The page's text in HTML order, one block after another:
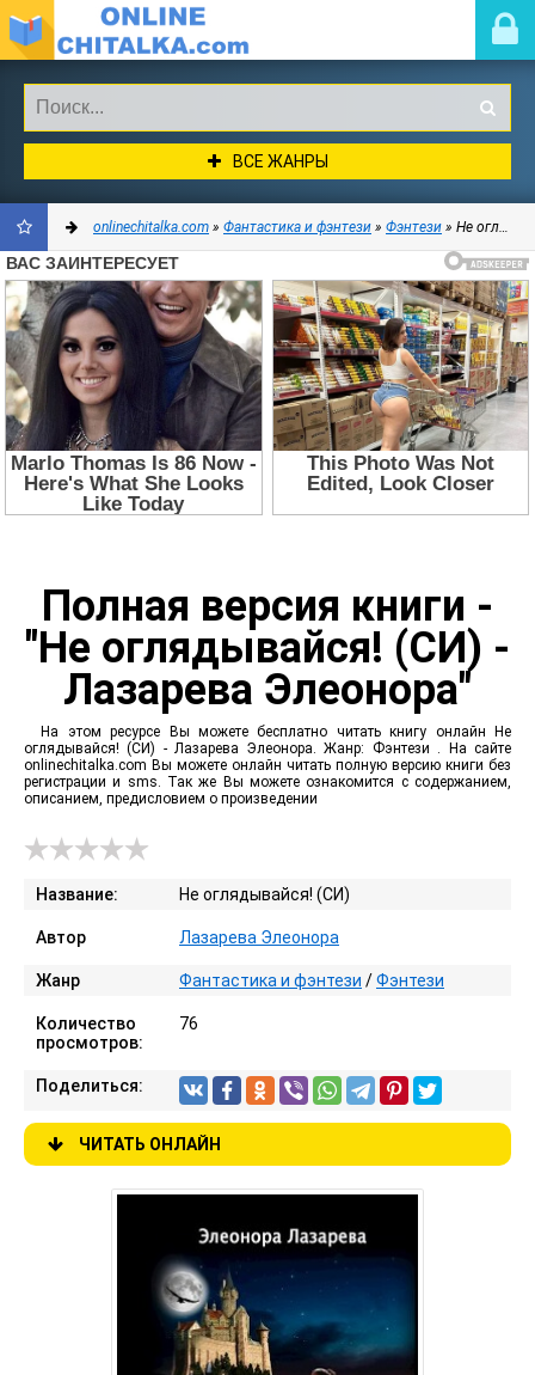
ВСЕ ЖАНРЫ
ДОБАВИТЬ
В
ЗАКЛАДКИ
onlinechitalka.com » Фантастика и фэнтези » Фэнтези » Не оглядывайся! (СИ) - Лазарева Элеонора
Полная версия книги -
"Не оглядывайся! (СИ) -
Лазарева Элеонора"
На этом ресурсе Вы можете бесплатно читать книгу онлайн Не
оглядывайся! (СИ) - Лазарева Элеонора. Жанр: Фэнтези . На сайте
onlinechitalka.com Вы можете онлайн читать полную версию книги без
регистрации и sms. Так же Вы можете ознакомится с содержанием,
описанием, предисловием о произведении
Название: Не оглядывайся! (СИ)
Автор Лазарева Элеонора
Жанр Фантастика и фэнтези /Фэнтези
Количество
просмотров:
76
Поделиться:
ЧИТАТЬ ОНЛАЙН